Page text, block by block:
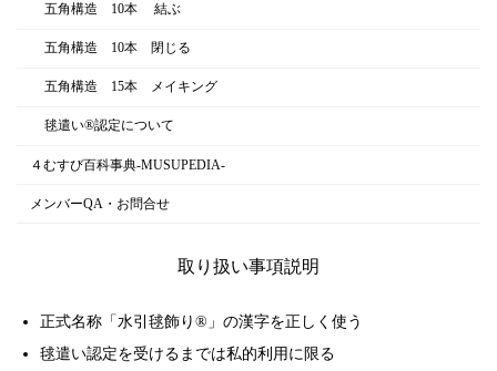
五角構造 10本 結ぶ
五角構造 10本 閉じる
五角構造 15本 メイキング
毬遣い®︎認定について
４むすび百科事典-MUSUPEDIA-
メンバーQA・お問合せ
取り扱い事項説明
正式名称「 水引毬飾り ®」の漢字を正しく使う
毬遣い認定を受けるまでは私的利用に限る